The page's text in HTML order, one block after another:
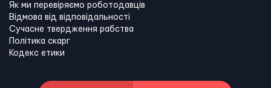
Як ми перевіряємо роботодавців
Відмова від відповідальності
Сучасне твердження рабства
Політика скарг
Кодекс етики